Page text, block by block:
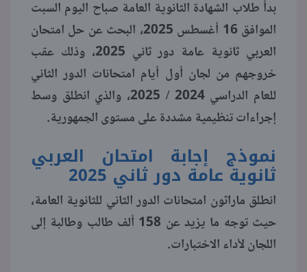
فنجان قهوة
بوابة الطلبة
ملفات
بدأ طلاب الشهادة الثانوية العامة صباح اليوم السبت
الموافق 16 أغسطس 2025، البحث عن حل امتحان
العربي ثانوية عامة دور ثاني 2025، وذلك عقب
خروجهم من لجان أول أيام امتحانات الدور الثاني
للعام الدراسي 2024 / 2025، والذي انطلق وسط
إجراءات تنظيمية مشددة على مستوى الجمهورية.
نموذج إجابة امتحان العربي
ثانوية عامة دور ثاني 2025
انطلق ماراثون امتحانات الدور الثاني للثانوية العامة،
حيث توجه ما يزيد عن 158 ألف طالب وطالبة إلى
اللجان لأداء الاختبارات.